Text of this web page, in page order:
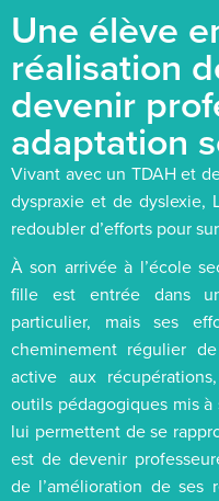
Une élève
réalisation
devenir
adaptation
Vivant avec un TDAH et
dyspraxie et de dyslexie,
redoubler d’efforts pour
À son arrivée à l’école
fille est entrée dans
particulier, mais ses
cheminement régulier
active aux
outils pédagogiques mis
lui permettent de se
est de devenir
de l’amélioration de ses